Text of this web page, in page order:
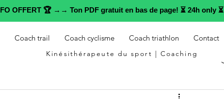
OFFERT 🏆 →→ Ton PDF gratuit en bas de page! ⏳ 24h only ⏳
Coach trail Coach cyclisme Coach triathlon Contact
Kinésithérapeute du sport | Coaching